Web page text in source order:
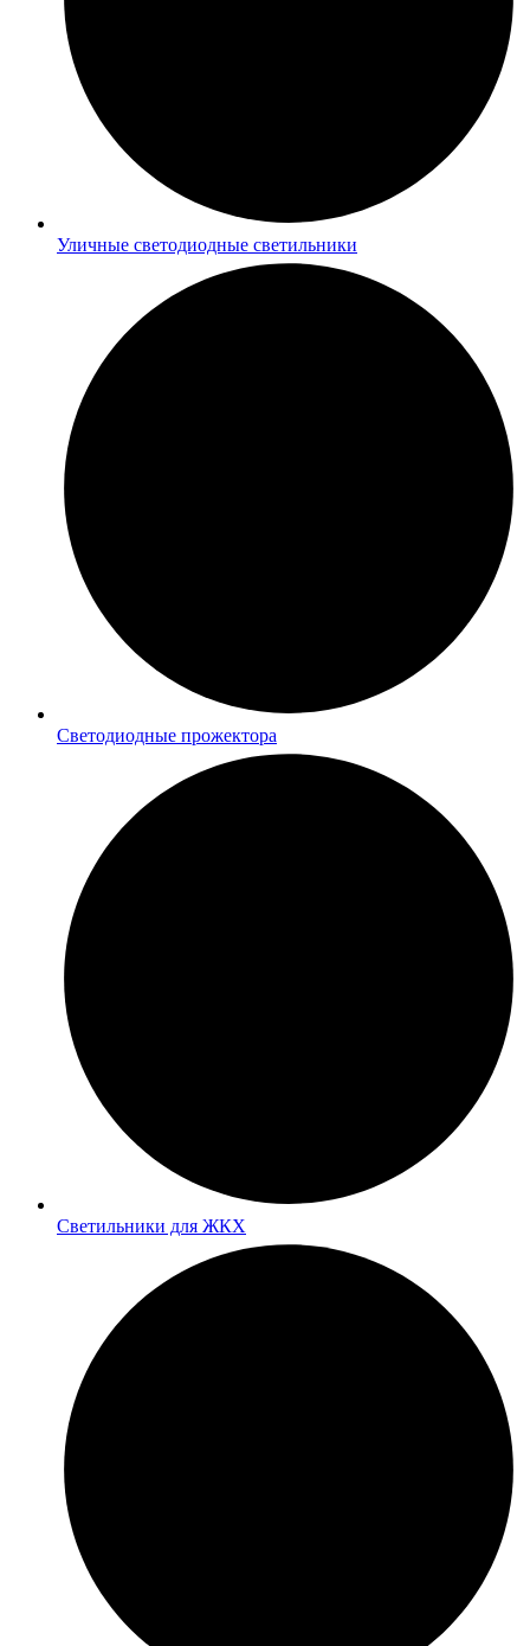
Уличные светодиодные светильники
Светодиодные прожектора
Светильники для ЖКХ